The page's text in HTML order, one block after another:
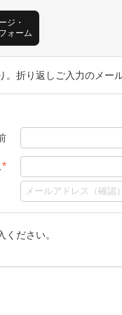
。折り返しご入力のメー
*
ください。
ジ・
ォーム